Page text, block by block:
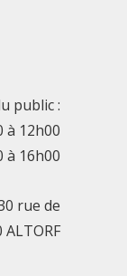
public :
à 12h00
16h00
rue de